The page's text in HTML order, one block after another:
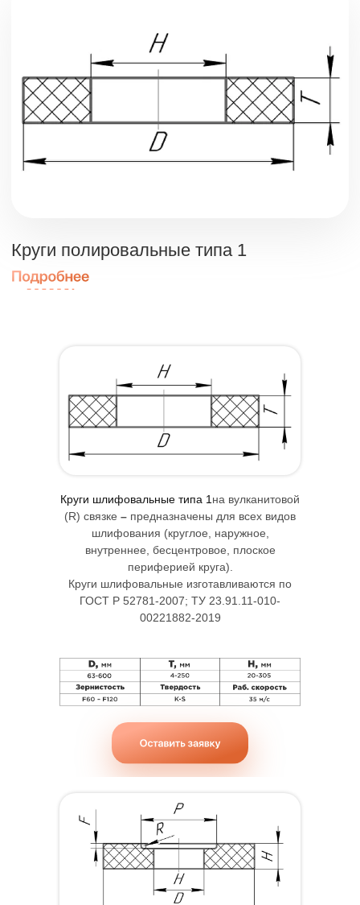
Круги шлифовальные типа 1 на вулканитовой
(R) связке – предназначены для всех видов
шлифования (круглое, наружное,
внутреннее, бесцентровое, плоское
периферией круга).
Круги шлифовальные изготавливаются по
ГОСТ Р 52781-2007; ТУ 23.91.11-010-
00221882-2019